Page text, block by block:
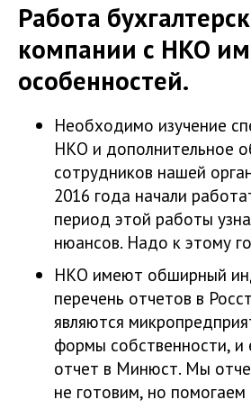
Работа
компании с НКО
особенностей.
Необходимо изучение
НКО и дополнительное
сотрудников нашей
2016 года начали
период этой работы
нюансов. Надо к этому
НКО имеют обширный
перечень отчетов в
являются
формы собственности,
отчет в Минюст. Мы
не готовим, но помогаем